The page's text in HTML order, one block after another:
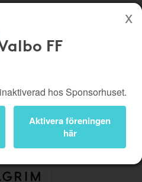
sida stöttar Valbo FF
Kampanjer
Logga in
FF
hos Sponsorhuset.
Aktivera föreningen
här